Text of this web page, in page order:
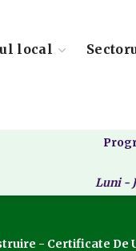
local
Luni -
- Certificate De